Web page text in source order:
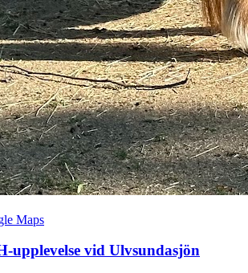
Maps
upplevelse vid Ulvsundasjön